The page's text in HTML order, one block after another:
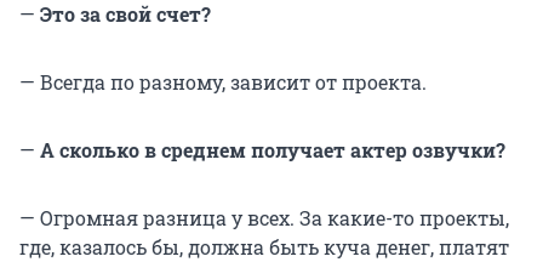
— Это за свой счет?
— Всегда по разному, зависит от проекта.
— А сколько в среднем получает актер озвучки?
— Огромная разница у всех. За какие-то проекты,
где, казалось бы, должна быть куча денег, платят